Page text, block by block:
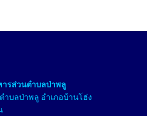
รส่วนตำบลป่าพลู
ำบลป่าพลู อำเภอบ้านโฮ่ง